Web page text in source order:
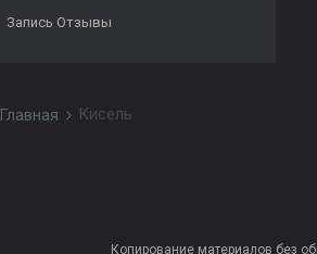
Запись Отзывы
Главная Кисель
Копирование материалов без